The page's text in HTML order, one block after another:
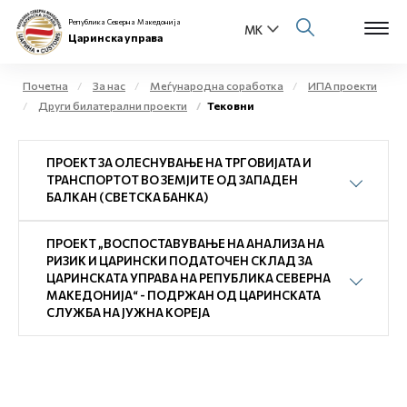
Физички лица
Бизнис заедница
Е-Царина
Медиа центар
Република Северна Македонија
Царинска управа
Почетна За нас Меѓународна соработка
ИПА проекти
Други билатерални проекти
Тековни
ПРОЕКТ ЗА ОЛЕСНУВАЊЕ НА ТРГОВИЈАТА И
ТРАНСПОРТОТ ВО ЗЕМЈИТЕ ОД ЗАПАДЕН
БАЛКАН (СВЕТСКА БАНКА)
ПРОЕКТ „ВОСПОСТАВУВАЊЕ НА АНАЛИЗА НА
РИЗИК И ЦАРИНСКИ ПОДАТОЧЕН СКЛАД ЗА
ЦАРИНСКАТА УПРАВА НА РЕПУБЛИКА СЕВЕРНА
МАКЕДОНИЈА“ - ПОДРЖАН ОД ЦАРИНСКАТА
СЛУЖБА НА ЈУЖНА КОРЕЈА